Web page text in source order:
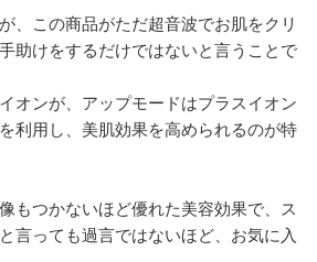
、この商品がただ超音波でお肌をクリ
助けをするだけではないと言うことで
オンが、アップモードはプラスイオン
利用し、美肌効果を高められるのが特
もつかないほど優れた美容効果で、ス
言っても過言ではないほど、お気に入